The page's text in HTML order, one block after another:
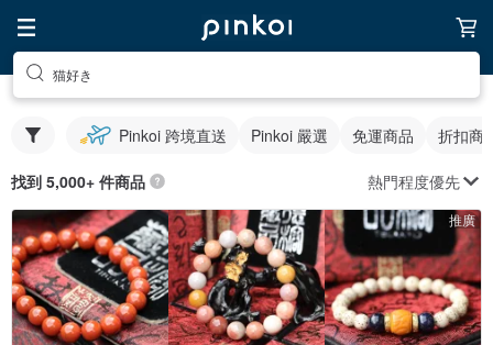
猫好き
Pinkoi 跨境直送 Pinkoi 嚴選 免運商品 折扣商
找到 5,000+ 件商品 熱門程度優先
推廣